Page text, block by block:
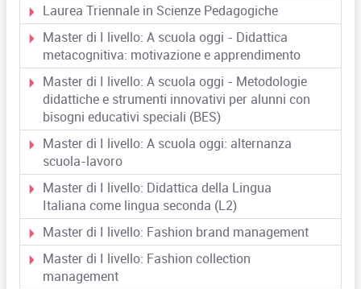
Laurea Triennale in Scienze Pedagogiche
Master di I livello: A scuola oggi - Didattica
metacognitiva: motivazione e apprendimento
Master di I livello: A scuola oggi - Metodologie
didattiche e strumenti innovativi per alunni con
bisogni educativi speciali (BES)
Master di I livello: A scuola oggi: alternanza
scuola-lavoro
Master di I livello: Didattica della Lingua
Italiana come lingua seconda (L2)
Master di I livello: Fashion brand management
Master di I livello: Fashion collection
management